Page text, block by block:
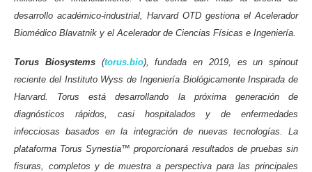
desarrollo académico-industrial, Harvard OTD gestiona el Acelerador
Biomédico Blavatnik y el Acelerador de Ciencias Físicas e Ingeniería.
Torus Biosystems (torus.bio), fundada en 2019, es un spinout
reciente del Instituto Wyss de Ingeniería Biológicamente Inspirada de
Harvard. Torus está desarrollando la próxima generación de
diagnósticos rápidos, casi hospitalados y de enfermedades
infecciosas basados en la integración de nuevas tecnologías. La
plataforma Torus Synestia™ proporcionará resultados de pruebas sin
fisuras, completos y de muestra a perspectiva para las principales